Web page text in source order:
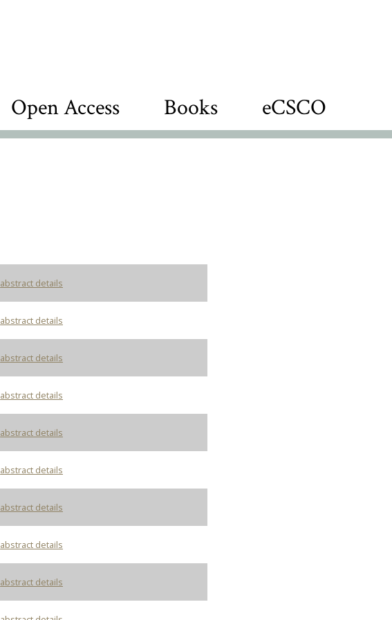
Open Access Books eCSCO
abstract details
abstract details
abstract details
abstract details
abstract details
abstract details
abstract details
abstract details
abstract details